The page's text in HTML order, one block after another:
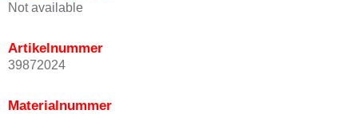
Not available
Artikelnummer
39872024
Materialnummer